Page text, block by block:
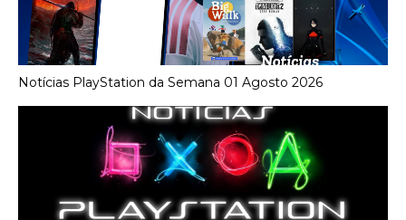
Notícias PlayStation da Semana 01 Agosto 2026